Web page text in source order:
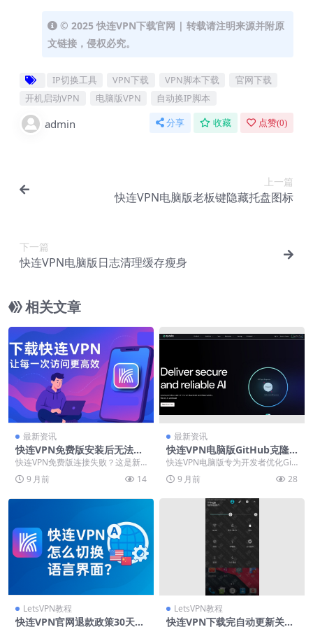
© 2025 快连VPN下载官网 | 转载请注明来源并附原
文链接，侵权必究。
IP切换工具 VPN下载 VPN脚本下载
官网下载
开机启动VPN
电脑版VPN 自动换IP脚本
admin 分享 收藏 点赞(0)
上一篇
快连VPN电脑版老板键隐藏托盘图标
下一篇
快连VPN电脑版日志清理缓存瘦身
相关文章
最新资讯
快连VPN免费版安装后无法连
接？常见报错与自救指南
快连VPN免费版连接失败？这是新
手常见问题，原因多样但解决有
方。本指南直击连接超...
9 月前 14
最新资讯
快连VPN电脑版GitHub克隆
提速
快连VPN电脑版专为开发者优化Git
Hub克隆速度提供高效解决方案。
通过智能路由...
9 月前 28
LetsVPN教程
快连VPN官网退款政策30天无
LetsVPN教程
快连VPN下载完自动更新关闭